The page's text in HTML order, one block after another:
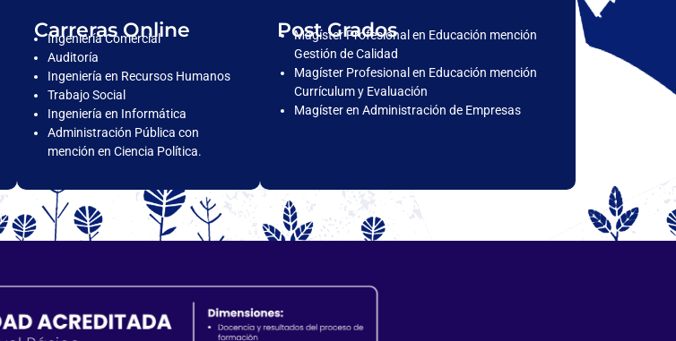
Carreras Online
Ingeniería Comercial
Auditoría
Ingeniería en Recursos Humanos
Trabajo Social
Ingeniería en Informática
Administración Pública con
mención en Ciencia Política.
Post Grados
Magíster Profesional en Educación mención
Gestión de Calidad
Magíster Profesional en Educación mención
Currículum y Evaluación
Magíster en Administración de Empresas